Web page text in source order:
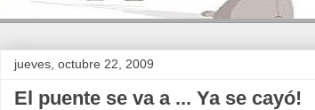
jueves, octubre 22, 2009
El puente se va a ... Ya se cayó!